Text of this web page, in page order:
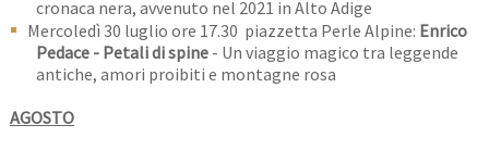
cronaca nera, avvenuto nel 2021 in Alto Adige
Mercoledì 30 luglio ore 17.30 piazzetta Perle Alpine: Enrico
Pedace - Petali di spine- Un viaggio magico tra leggende
antiche, amori proibiti e montagne rosa
AGOSTO